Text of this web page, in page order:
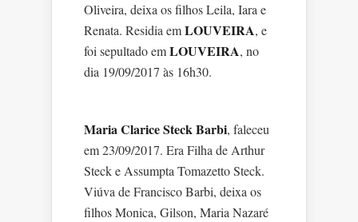
Oliveira, deixa os filhos Leila, Iara e
Renata. Residia emLOUVEIRA, e
foi sepultado emLOUVEIRA, no
dia 19/09/2017 às 16h30.
Maria Clarice Steck Barbi, faleceu
em 23/09/2017. Era Filha de Arthur
Steck e Assumpta Tomazetto Steck.
Viúva de Francisco Barbi, deixa os
filhos Monica, Gilson, Maria Nazaré